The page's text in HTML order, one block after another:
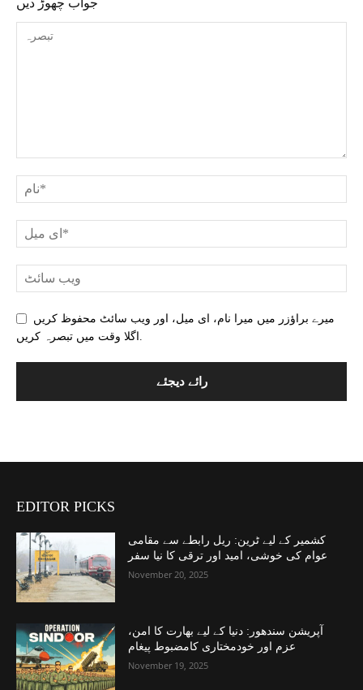
میرے براؤزر میں میرا نام، ای میل، اور ویب سائٹ محفوظ کریں
اگلا وقت میں تبصرہ کریں.
EDITOR PICKS
کشمیر کے لیے ٹرین: ریل رابطے سے مقامی
عوام کی خوشی، امید اور ترقی کا نیا سفر
November 20, 2025
آپریشن سندھور: دنیا کے لیے بھارت کا امن،
عزم اور خودمختاری کامضبوط پیغام
November 19, 2025